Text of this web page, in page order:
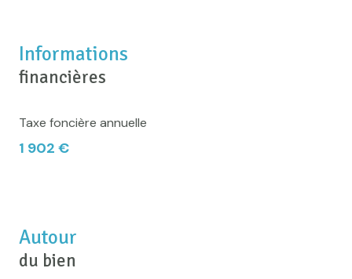
Informations
financières
Taxe foncière annuelle
1 902 €
Autour
du bien